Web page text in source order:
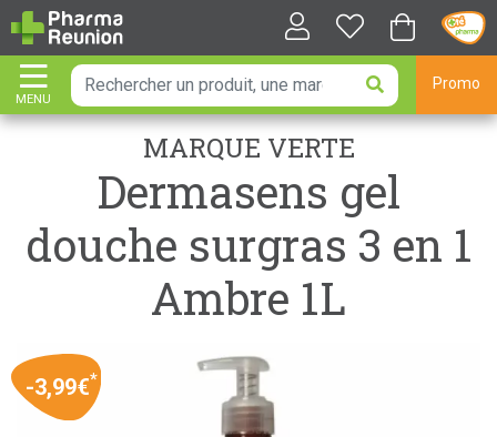
MENU
AFFICHER LA NAVIGATION
Promo
MARQUE VERTE
Dermasens gel
douche surgras 3 en 1
Ambre 1L
-3,99€*